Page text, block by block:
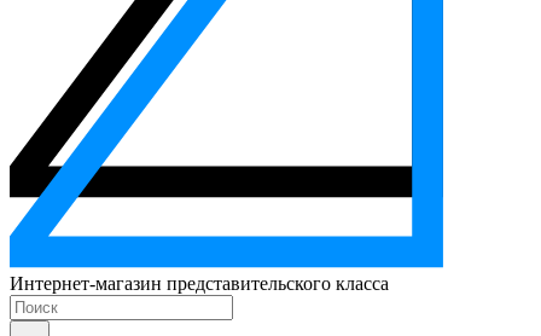
Интернет-магазин представительского класса